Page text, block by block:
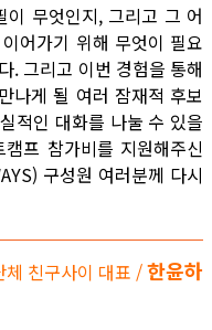
이 무엇인지, 그리고 그 어
어가기 위해 무엇이 필요
. 그리고 이번 경험을 통해
나게 될 여러 잠재적 후보
적인 대화를 나눌 수 있을
프 참가비를 지원해주신
구성원 여러분께 다시
체 친구사이 대표 /한윤하